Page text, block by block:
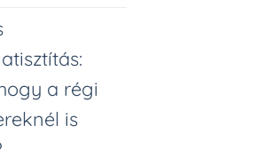
a régi
is